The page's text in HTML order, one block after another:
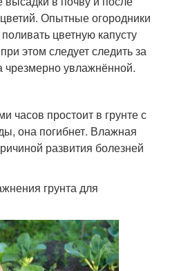
Опытные огородники
цветную капусту
этом следует следить за
чрезмерно увлажнённой.
часов простоит в грунте с
она погибнет. Влажная
развития болезней
грунта для